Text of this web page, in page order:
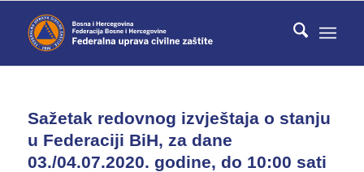
Sažetak redovnog izvještaja o stanju
u Federaciji BiH, za dane
03./04.07.2020. godine, do 10:00 sati